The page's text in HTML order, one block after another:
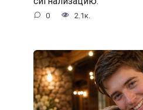
0 2.1к.